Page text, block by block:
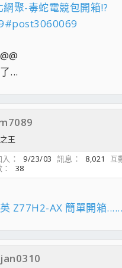
聚-毒蛇電競包開箱!?
...
王
9/23/03 訊息 8,021 互
38
英 Z77H2-AX 簡單開箱